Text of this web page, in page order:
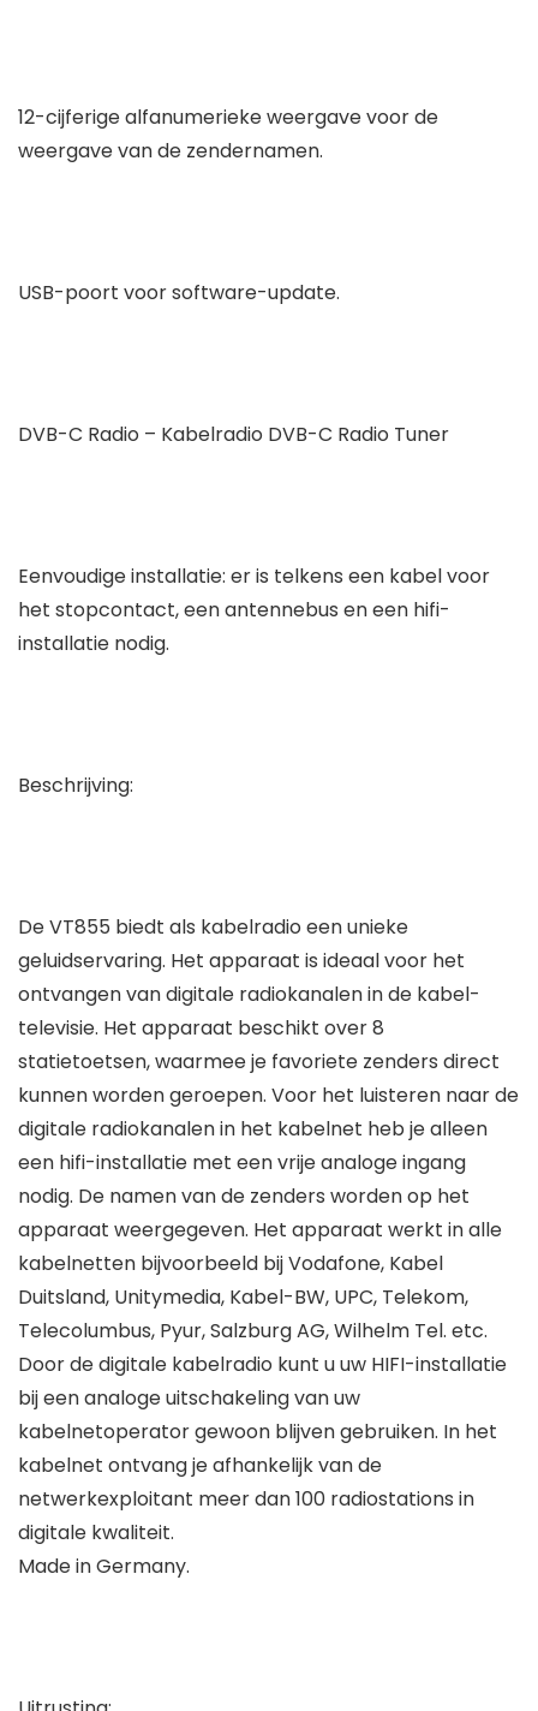
12-cijferige alfanumerieke weergave voor de
weergave van de zendernamen.
USB-poort voor software-update.
DVB-C Radio – Kabelradio DVB-C Radio Tuner
Eenvoudige installatie: er is telkens een kabel voor
het stopcontact, een antennebus en een hifi-
installatie nodig.
Beschrijving:
De VT855 biedt als kabelradio een unieke
geluidservaring. Het apparaat is ideaal voor het
ontvangen van digitale radiokanalen in de kabel-
televisie. Het apparaat beschikt over 8
statietoetsen, waarmee je favoriete zenders direct
kunnen worden geroepen. Voor het luisteren naar de
digitale radiokanalen in het kabelnet heb je alleen
een hifi-installatie met een vrije analoge ingang
nodig. De namen van de zenders worden op het
apparaat weergegeven. Het apparaat werkt in alle
kabelnetten bijvoorbeeld bij Vodafone, Kabel
Duitsland, Unitymedia, Kabel-BW, UPC, Telekom,
Telecolumbus, Pyur, Salzburg AG, Wilhelm Tel. etc.
Door de digitale kabelradio kunt u uw HIFI-installatie
bij een analoge uitschakeling van uw
kabelnetoperator gewoon blijven gebruiken. In het
kabelnet ontvang je afhankelijk van de
netwerkexploitant meer dan 100 radiostations in
digitale kwaliteit.
Made in Germany.